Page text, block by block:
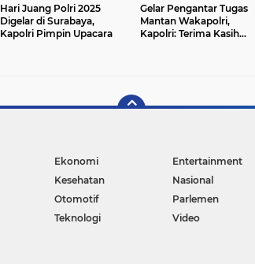
Hari Juang Polri 2025
Digelar di Surabaya,
Kapolri Pimpin Upacara
Gelar Pengantar Tugas
Mantan Wakapolri,
Kapolri: Terima Kasih
Ekonomi Entertainment
Kesehatan Nasional
Otomotif Parlemen
Teknologi Video